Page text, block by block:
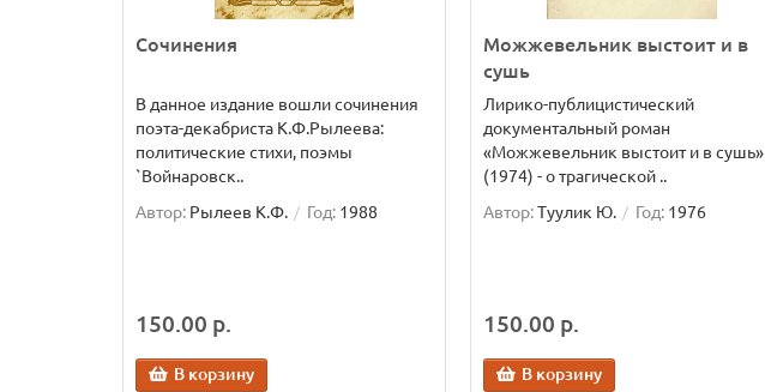
Сочинения
В данное издание вошли сочинения
поэта-декабриста К.Ф.Рылеева:
политические стихи, поэмы
`Войнаровск..
Автор: Рылеев К.Ф. Год: 1988
150.00 р.
В корзину
Можжевельник выстоит и в
сушь
Лирико-публицистический
документальный роман
«Можжевельник выстоит и в сушь»
(1974) - о трагической ..
Автор:Туулик Ю. Год: 1976
150.00 р.
В корзину